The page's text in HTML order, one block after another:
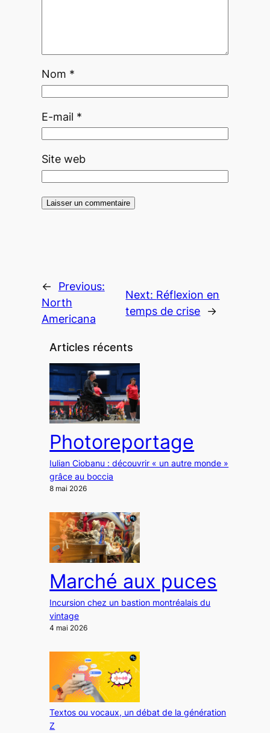
Nom *
E-mail *
Site web
←
Previous:
North
Americana
Next: Réflexion en
temps de crise
→
Articles récents
Photoreportage
Iulian Ciobanu : découvrir « un autre monde »
grâce au boccia
8 mai 2026
Marché aux puces
Incursion chez un bastion montréalais du
vintage
4 mai 2026
Textos ou vocaux, un débat de la génération
Z